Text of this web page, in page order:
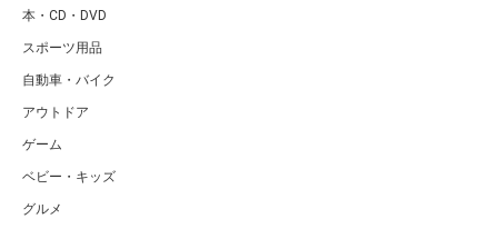
本・CD・DVD
スポーツ用品
自動車・バイク
アウトドア
ゲーム
ベビー・キッズ
グルメ